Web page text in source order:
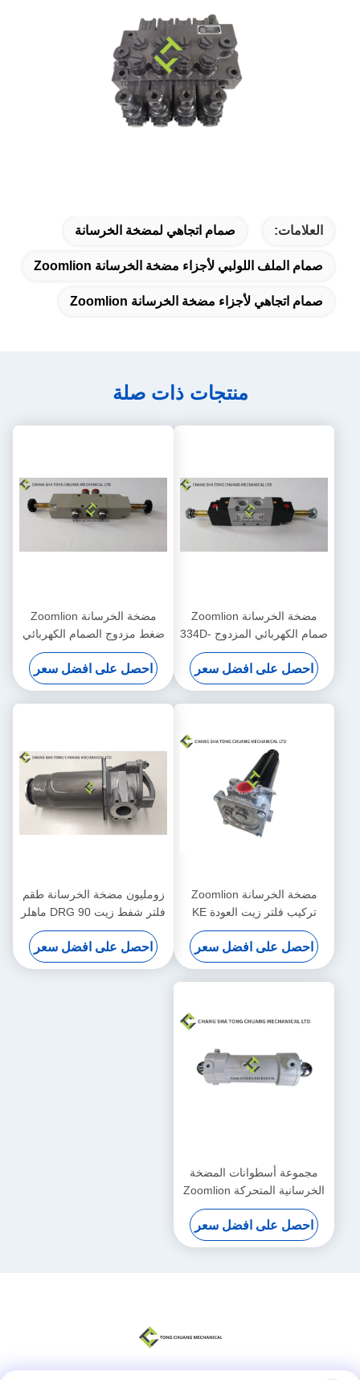
العلامات: صمام اتجاهي لمضخة الخرسانة
صمام الملف اللولبي لأجزاء مضخة الخرسانة Zoomlion
صمام اتجاهي لأجزاء مضخة الخرسانة Zoomlion
منتجات ذات صلة
مضخة الخرسانة Zoomlion
صمام الكهربائي المزدوج 334D-
015-02 1010302328
احصل على افضل سعر
مضخة الخرسانة Zoomlion
ضغط مزدوج الصمام الكهربائي
احصل على افضل سعر
مضخة الخرسانة Zoomlion
تركيب فلتر زيت العودة KE
2884+KE 2883 1010600428
احصل على افضل سعر
زومليون مضخة الخرسانة طقم
فلتر شفط زيت DRG 90 ماهلر
الأصلي 1010600452
احصل على افضل سعر
مجموعة أسطوانات المضخة
الخرسانية المتحركة Zoomlion
(يسار) F9000 (مقعد السائق
الأمامي)
000190201A0200000
احصل على افضل سعر